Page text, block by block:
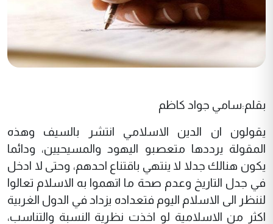
بقلم:سامي جواد كاظم
يقولون ان الدين الاسلامي انتشر بالسيف وهذه
المقولة يرددها متعصبو اليهود والمسيحيين، ودائما
يكون هنالك جدلا لا ينتهي باقتناع احدهم، وحتى لا ادخل
في جدل التاريخ وعدم صحة ما اتهموا به الاسلام تعالوا
لننظر الى الاسلام اليوم فتعداده يزداد في الدول الغربية
اكثر من الاسلامية لو اخذت نظرية النسبة والتناسب،